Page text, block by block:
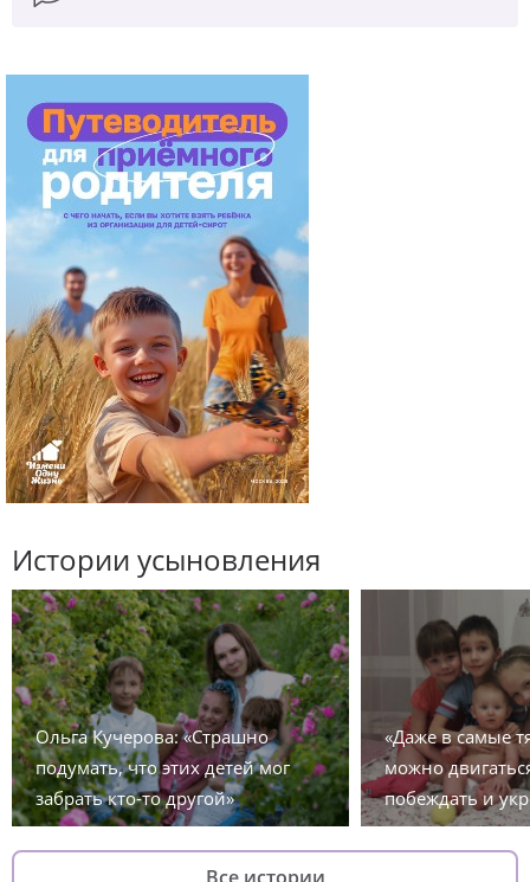
Истории усыновления
Ольга Кучерова: «Страшно
подумать, что этих детей мог
забрать кто-то другой»
«Даже в самые
можно
побеждать и